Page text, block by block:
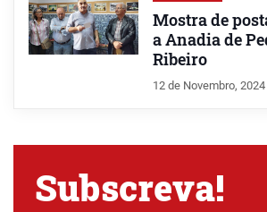
Mostra de
a Anadia de
Ribeiro
12 de Novembro, 2024
Subscreva!